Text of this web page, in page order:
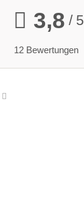
3,8 / 5
12 Bewertungen